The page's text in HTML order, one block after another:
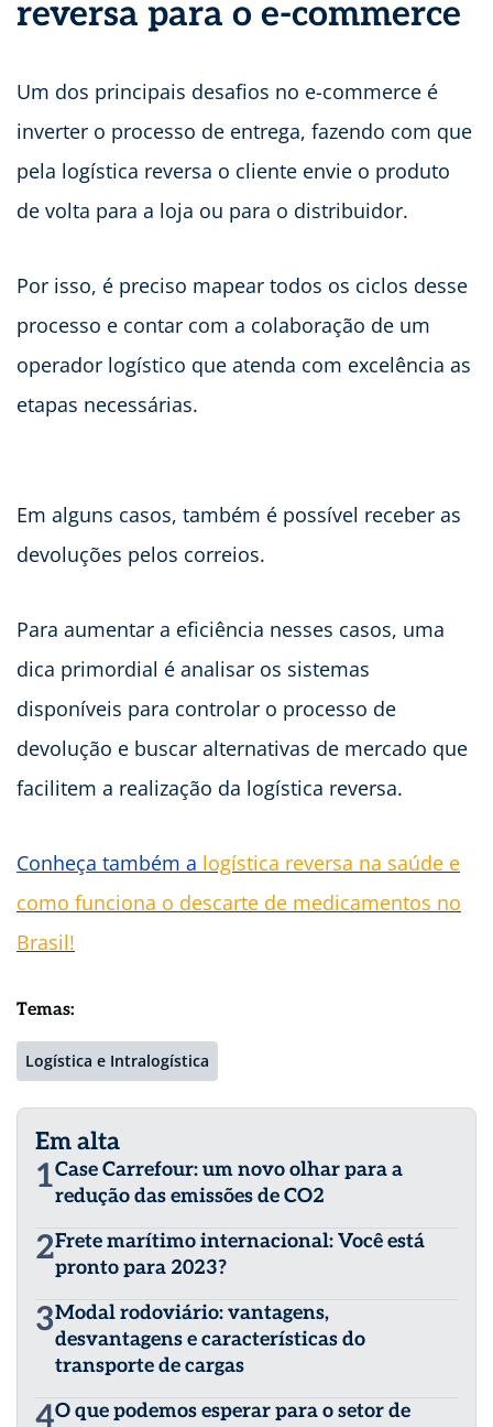
reversa para o e-commerce
Um dos principais desafios no e-commerce é
inverter o processo de entrega, fazendo com que
pela logística reversa o cliente envie o produto
de volta para a loja ou para o distribuidor.
Por isso, é preciso mapear todos os ciclos desse
processo e contar com a colaboração de um
operador logístico que atenda com excelência as
etapas necessárias.
Em alguns casos, também é possível receber as
devoluções pelos correios.
Para aumentar a eficiência nesses casos, uma
dica primordial é analisar os sistemas
disponíveis para controlar o processo de
devolução e buscar alternativas de mercado que
facilitem a realização da logística reversa.
Conheça também a logística reversa na saúde e
como funciona o descarte de medicamentos no
Brasil!
Temas:
Logística e Intralogística
Em alta
1Case Carrefour: um novo olhar para a
redução das emissões de CO2
2Frete marítimo internacional: Você está
pronto para 2023?
3Modal rodoviário: vantagens,
desvantagens e características do
transporte de cargas
4O que podemos esperar para o setor de